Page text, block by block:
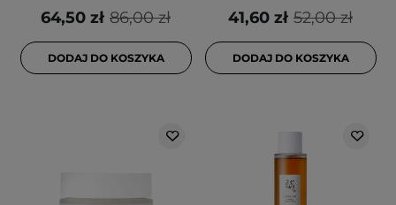
86,00 zł
64,50 zł
DODAJ DO KOSZYKA
52,00 zł
41,60 zł
DODAJ DO KOSZYKA